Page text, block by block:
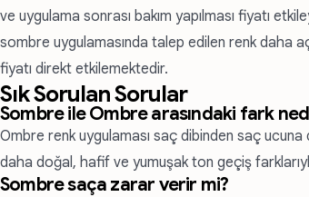
ve uygulama sonrası bakım yapılması fiyatı
sombre uygulamasında talep edilen renk daha
fiyatı direkt etkilemektedir.
Sık Sorulan Sorular
Sombre ile Ombre arasındaki fark
Ombre renk uygulaması saç dibinden saç
daha doğal, hafif ve yumuşak ton geçiş
Sombre saça zarar verir mi?